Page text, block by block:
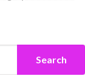
Search